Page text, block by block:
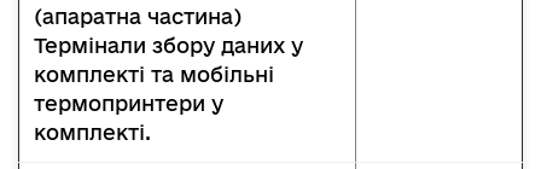
(апаратна частина)
Термінали збору даних у
комплекті та мобільні
термопринтери у
комплекті.